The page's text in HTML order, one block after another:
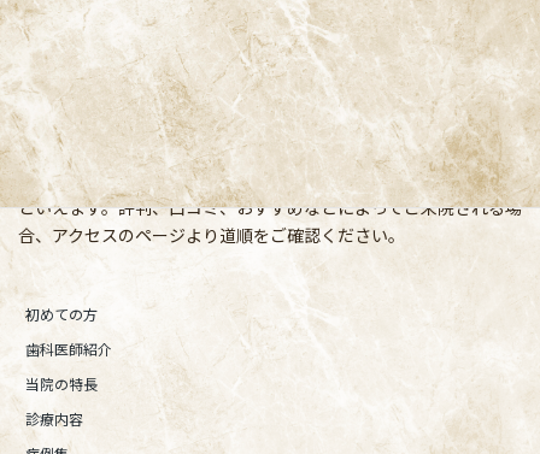
〒166-0004 東京都杉並区阿佐谷南3-37-14 第二北原ビル3階
阿佐ヶ谷の歯医者「阿佐ヶ谷ことぶき歯科・矯正歯科」 は、JR中
央線(快速)「阿佐ケ谷駅」徒歩0分 / JR中央/総武線「阿佐ケ谷駅」
徒歩0分 / 東京メトロ丸ノ内線「南阿佐ケ谷駅」徒歩8分の、駅す
ぐでとても通いやすい場所にある歯医者です。杉並区や中野区、新
宿、東京都内、隣接県や遠方からも患者様に来院頂きやすい環境
といえます。評判、口コミ、おすすめなどによってご来院される場
合、アクセスのページより道順をご確認ください。
初めての方
歯科医師紹介
当院の特長
診療内容